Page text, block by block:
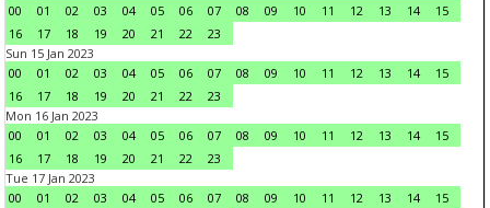
00
01 02 03 04 05 06 07 08 09 10 11 12 13 14
15
16
17 18 19 20 21 22
23
Sun 15 Jan 2023
00
01 02 03 04 05 06 07 08 09 10 11 12 13 14
15
16
17 18 19 20 21 22
23
Mon 16 Jan 2023
00
01 02 03 04 05 06 07 08 09 10 11 12 13 14
15
16
17 18 19 20 21 22
23
Tue 17 Jan 2023
00
01 02 03 04 05 06 07 08 09 10 11 12 13 14
15